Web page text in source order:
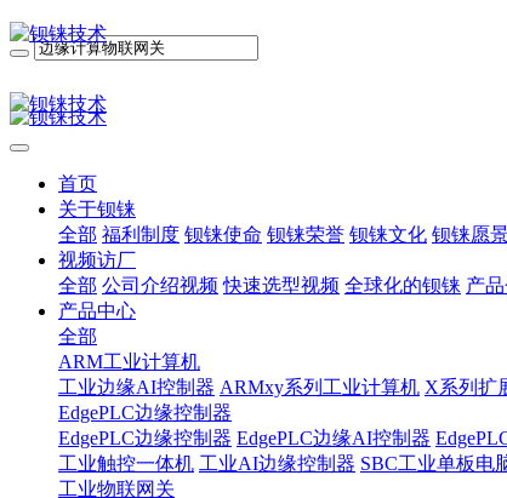
首页
关于钡铼
全部 福利制度 钡铼使命 钡铼荣誉 钡铼文化 钡铼愿
视频访厂
全部 公司介绍视频 快速选型视频 全球化的钡铼 产
产品中心
全部
ARM工业计算机
工业边缘AI控制器 ARMxy系列工业计算机 X系列扩
EdgePLC边缘控制器
EdgePLC边缘控制器 EdgePLC边缘AI控制器
工业触控一体机 工业AI边缘控制器 SBC工业单板电
工业物联网关